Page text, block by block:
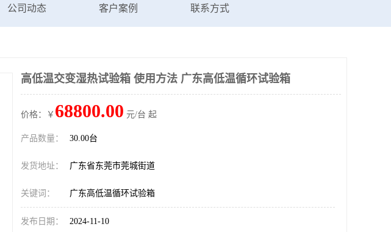
公司动态 客户案例 联系方式
高低温交变湿热试验箱 使用方法 广东高低温循环试验箱
价格：￥ 68800.00 元/台 起
产品数量： 30.00台
发货地址： 广东省东莞市莞城街道
关键词： 广东高低温循环试验箱
发布日期： 2024-11-10